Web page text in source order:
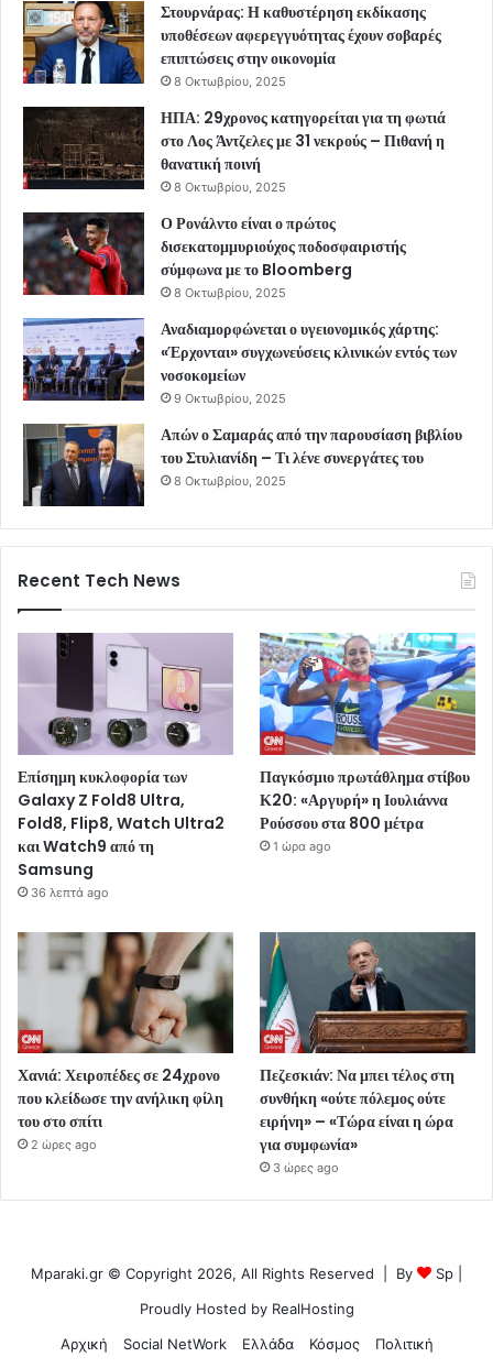
Στουρνάρας: Η καθυστέρηση εκδίκασης
υποθέσεων αφερεγγυότητας έχουν σοβαρές
επιπτώσεις στην οικονομία
8 Οκτωβρίου, 2025
ΗΠΑ: 29χρονος κατηγορείται για τη φωτιά
στο Λος Άντζελες με 31 νεκρούς – Πιθανή η
θανατική ποινή
8 Οκτωβρίου, 2025
Ο Ρονάλντο είναι ο πρώτος
δισεκατομμυριούχος ποδοσφαιριστής
σύμφωνα με το Bloomberg
8 Οκτωβρίου, 2025
Αναδιαμορφώνεται ο υγειονομικός χάρτης:
«Έρχονται» συγχωνεύσεις κλινικών εντός των
νοσοκομείων
9 Οκτωβρίου, 2025
Απών ο Σαμαράς από την παρουσίαση βιβλίου
του Στυλιανίδη – Τι λένε συνεργάτες του
8 Οκτωβρίου, 2025
Recent Tech News
Επίσημη κυκλοφορία των
Galaxy Z Fold8 Ultra,
Fold8, Flip8, Watch Ultra2
και Watch9 από τη
Samsung
36 λεπτά ago
Παγκόσμιο πρωτάθλημα στίβου
Κ20: «Αργυρή» η Ιουλιάννα
Ρούσσου στα 800 μέτρα
1 ώρα ago
Χανιά: Χειροπέδες σε 24χρονο
που κλείδωσε την ανήλικη φίλη
του στο σπίτι
2 ώρες ago
Πεζεσκιάν: Να μπει τέλος στη
συνθήκη «ούτε πόλεμος ούτε
ειρήνη» – «Τώρα είναι η ώρα
για συμφωνία»
3 ώρες ago
Mparaki.gr © Copyright 2026, All Rights Reserved | By Sp
Proudly Hosted by RealHosting
Αρχική
Social NetWork Ελλάδα Κόσμος Πολιτική